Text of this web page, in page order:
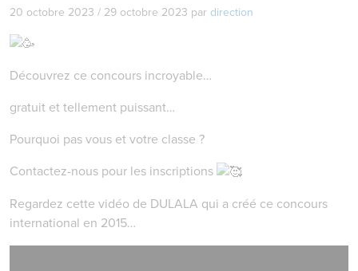
20 octobre 2023 / 29 octobre 2023 par direction
Découvrez ce concours incroyable…
gratuit et tellement puissant…
Pourquoi pas vous et votre classe ?
Contactez-nous pour les inscriptions
Regardez cette vidéo de DULALA qui a créé ce concours
international en 2015…